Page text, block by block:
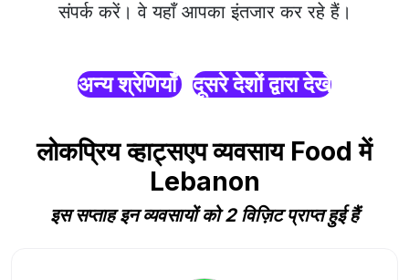
संपर्क करें। वे यहाँ आपका इंतजार कर रहे हैं।
अन्य श्रेणियाँ दूसरे देशों द्वारा देखें
लोकप्रिय व्हाट्सएप व्यवसाय Food में
Lebanon
इस सप्ताह इन व्यवसायों को 2 विज़िट प्राप्त हुई हैं